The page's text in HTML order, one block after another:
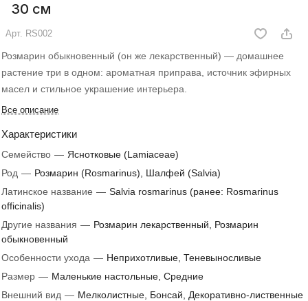
30 см
Арт. RS002
Розмарин обыкновенный (он же лекарственный) — домашнее
растение три в одном: ароматная приправа, источник эфирных
масел и стильное украшение интерьера.
Все описание
Характеристики
Семейство — Яснотковые (Lamiaceae)
Род — Розмарин (Rosmarinus), Шалфей (Salvia)
Латинское название — Salvia rosmarinus (ранее: Rosmarinus
officinalis)
Другие названия — Розмарин лекарственный, Розмарин
обыкновенный
Особенности ухода — Неприхотливые, Теневыносливые
Размер — Маленькие настольные, Средние
Внешний вид — Мелколистные, Бонсай, Декоративно-лиственные